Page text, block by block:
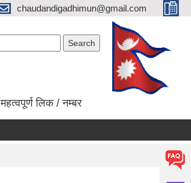
chaudandigadhimun@gmail.com
महत्वपूर्ण लिक / नम्बर